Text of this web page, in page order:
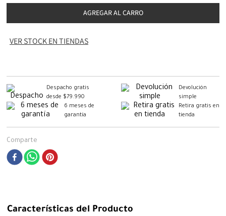
AGREGAR AL CARRO
VER STOCK EN TIENDAS
Despacho gratis
desde $79.990
Devolución
simple
6 meses de
garantía
Retira gratis en
tienda
Comparte
Características del Producto